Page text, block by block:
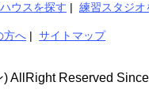
ウスを探す | 練習スタジオ
方へ | サイトマップ
AllRight Reserved